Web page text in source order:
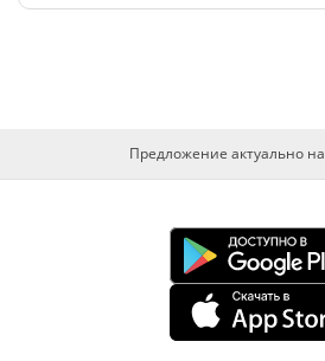
Предложение актуально на